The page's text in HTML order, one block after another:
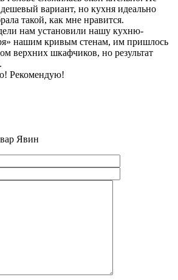
вариант, но кухня идеально
такой, как мне нравится.
нам установили нашу кухню-
нашим кривым стенам, им пришлось
верхних шкафчиков, но результат
Рекомендую!
Явин